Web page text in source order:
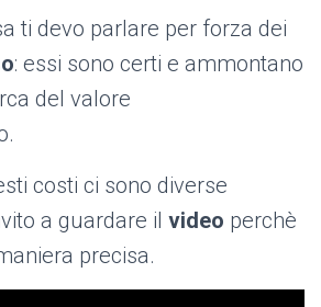
ti devo parlare per forza dei
: essi sono certi e ammontano
del valore
costi ci sono diverse
a guardare il video perchè
precisa.